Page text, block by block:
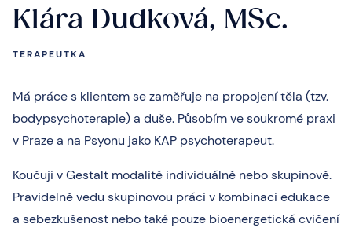
Klára Dudková, MSc.
TERAPEUTKA
Má práce s klientem se zaměřuje na propojení těla (tzv.
bodypsychoterapie) a duše. Působím ve soukromé praxi
v Praze a na Psyonu jako KAP psychoterapeut.
Koučuji v Gestalt modalitě individuálně nebo skupinově.
Pravidelně vedu skupinovou práci v kombinaci edukace
a sebezkušenost nebo také pouze bioenergetická cvičení